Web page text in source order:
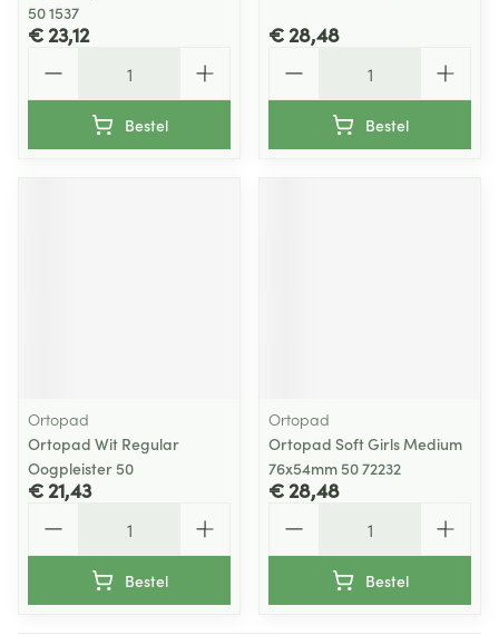
50 1537
€ 23,12
Bestel
€ 28,48
Bestel
Ortopad
Ortopad Wit Regular
Oogpleister 50
€ 21,43
Bestel
Ortopad
Ortopad Soft Girls Medium
76x54mm 50 72232
€ 28,48
Bestel